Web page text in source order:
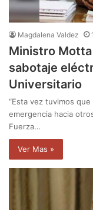
Magdalena Valdez
Ministro
sabotaje
Universitario
“Esta vez tuvimos
emergencia hacia
Fuerza…
Ver Mas »